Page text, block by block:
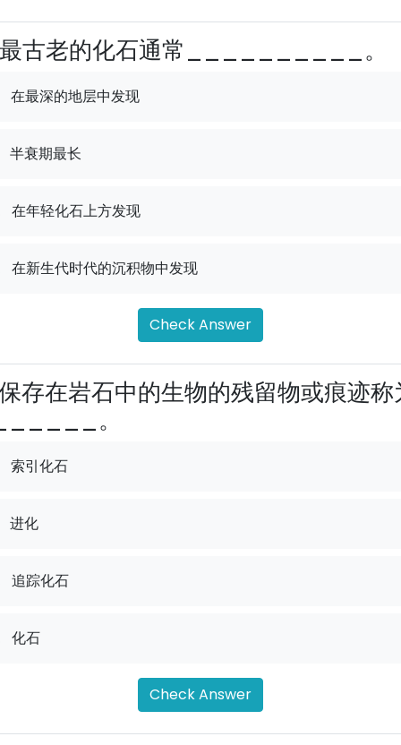
最古老的化石通常__________。
在最深的地层中发现
半衰期最长
在年轻化石上方发现
在新生代时代的沉积物中发现
Check Answer
存在岩石中的生物的残留物或痕迹称
。
索引化石
进化
追踪化石
化石
Check Answer